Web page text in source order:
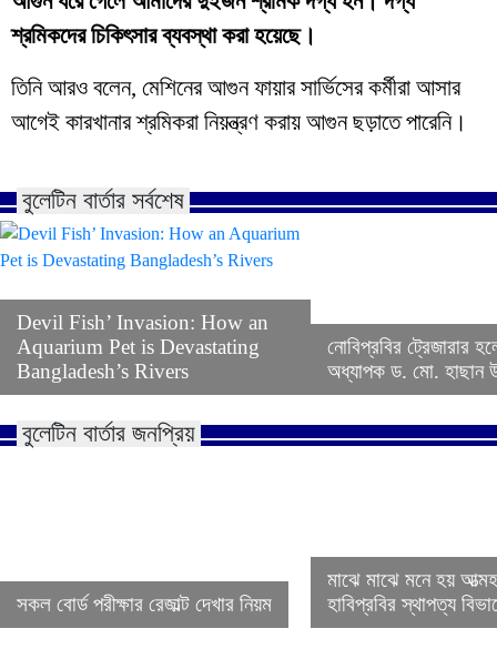
শ্রমিকদের চিকিৎসার ব্যবস্থা করা হয়েছে।
তিনি আরও বলেন, মেশিনের আগুন ফায়ার সার্ভিসের কর্মীরা আসার
আগেই কারখানার শ্রমিকরা নিয়ন্ত্রণ করায় আগুন ছড়াতে পারেনি।
বুলেটিন বার্তার সর্বশেষ
Devil Fish’ Invasion: How an
Aquarium Pet is Devastating
Bangladesh’s Rivers
নোবিপ্রবির ট্রেজারার
অধ্যাপক ড. মো. হাছান
বুলেটিন বার্তার জনপ্রিয়
সকল বোর্ড পরীক্ষার রেজাল্ট দেখার নিয়ম
মাঝে মাঝে মনে হয়
হাবিপ্রবির স্থাপত্য